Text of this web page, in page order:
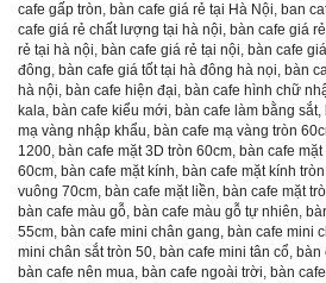
cafe gấp tròn, bàn cafe giá rẻ tại Hà Nội, ban
cafe giá rẻ chất lượng tại hà nội, bàn cafe giá
rẻ tại hà nội, bàn cafe giá rẻ tại nội, bàn cafe
đông, bàn cafe giá tốt tại hà đông hà nọi, bàn
hà nội, bàn cafe hiện đại, bàn cafe hình chữ
kala, bàn cafe kiểu mới, bàn cafe làm bằng sắt,
mạ vàng nhập khẩu, bàn cafe mạ vàng tròn
1200, bàn cafe mặt 3D tròn 60cm, bàn cafe mặt
60cm, bàn cafe mặt kính, bàn cafe mặt kính
vuông 70cm, bàn cafe mặt liền, bàn cafe mặt
bàn cafe màu gỗ, bàn cafe màu gỗ tự nhiên,
55cm, bàn cafe mini chân gang, bàn cafe mini
mini chân sắt tròn 50, bàn cafe mini tân cổ, bàn
bàn cafe nên mua, bàn cafe ngoài trời, bàn